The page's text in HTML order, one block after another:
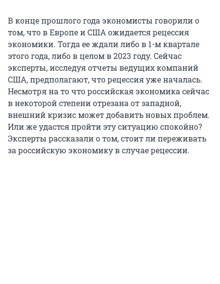
В конце прошлого года экономисты говорили о
том, что в Европе и США ожидается рецессия
экономики. Тогда ее ждали либо в 1-м квартале
этого года, либо в целом в 2023 году. Сейчас
эксперты, исследуя отчеты ведущих компаний
США, предполагают, что рецессия уже началась.
Несмотря на то что российская экономика сейчас
в некоторой степени отрезана от западной,
внешний кризис может добавить новых проблем.
Или же удастся пройти эту ситуацию спокойно?
Эксперты рассказали о том, стоит ли переживать
за российскую экономику в случае рецессии.